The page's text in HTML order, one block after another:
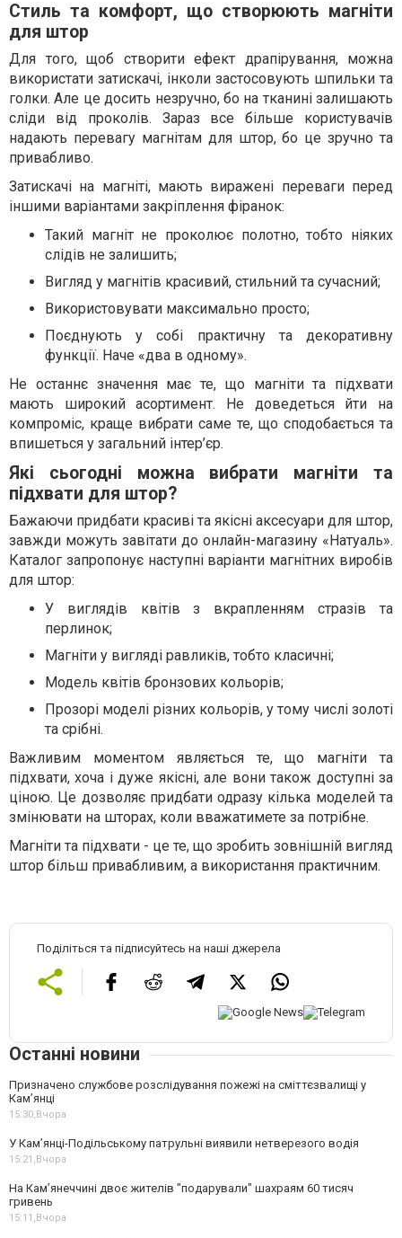
Стиль та комфорт, що створюють магніти
для штор
Для того, щоб створити ефект драпірування, можна
використати затискачі, інколи застосовують шпильки та
голки. Але це досить незручно, бо на тканині залишають
сліди від проколів. Зараз все більше користувачів
надають перевагу магнітам для штор, бо це зручно та
привабливо.
Затискачі на магніті, мають виражені переваги перед
іншими варіантами закріплення фіранок:
Такий магніт не проколює полотно, тобто ніяких
слідів не залишить;
Вигляд у магнітів красивий, стильний та сучасний;
Використовувати максимально просто;
Поєднують у собі практичну та декоративну
функції. Наче «два в одному».
Не останнє значення має те, що магніти та підхвати
мають широкий асортимент. Не доведеться йти на
компроміс, краще вибрати саме те, що сподобається та
впишеться у загальний інтер’єр.
Які сьогодні можна вибрати магніти та
підхвати для штор?
Бажаючи придбати красиві та якісні аксесуари для штор,
завжди можуть завітати до онлайн-магазину «Натуаль».
Каталог запропонує наступні варіанти магнітних виробів
для штор:
У виглядів квітів з вкрапленням стразів та
перлинок;
Магніти у вигляді равликів, тобто класичні;
Модель квітів бронзових кольорів;
Прозорі моделі різних кольорів, у тому числі золоті
та срібні.
Важливим моментом являється те, що магніти та
підхвати, хоча і дуже якісні, але вони також доступні за
ціною. Це дозволяє придбати одразу кілька моделей та
змінювати на шторах, коли вважатимете за потрібне.
Магніти та підхвати - це те, що зробить зовнішній вигляд
штор більш привабливим, а використання практичним.
Поділіться та підписуйтесь на наші джерела
Останні новини
Призначено службове розслідування пожежі на сміттєзвалищі у
Кам’янці
15:30,Вчора
У Кам’янці-Подільському патрульні виявили нетверезого водія
15:21,Вчора
На Камʼянеччині двоє жителів "подарували" шахраям 60 тисяч
гривень
15:11,Вчора